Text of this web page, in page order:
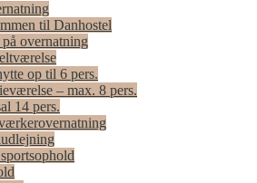
til Danhostel
på overnatning
op til 6 pers.
– max. 8 pers.
14 pers.